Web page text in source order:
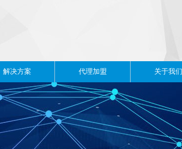
解决方案 代理加盟 关于我们